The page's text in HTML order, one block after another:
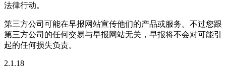
法律行动。
第三方公司可能在早报网站宣传他们的产品或服务。不过您跟
第三方公司的任何交易与早报网站无关，早报将不会对可能引
起的任何损失负责。
2.1.18